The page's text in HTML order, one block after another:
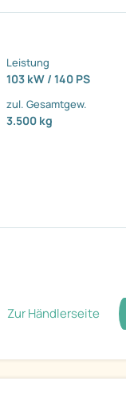
Leistung
103 kW / 140 PS
zul. Gesamtgew.
3.500 kg
Zur Händlerseite